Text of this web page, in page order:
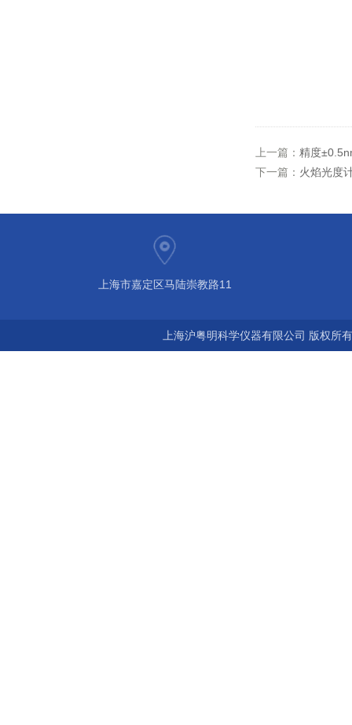
上一篇： 精度
下一篇： 火焰光度
上海市嘉定区马陆崇教路11
上海沪粤明科学仪器有限公司 版权所